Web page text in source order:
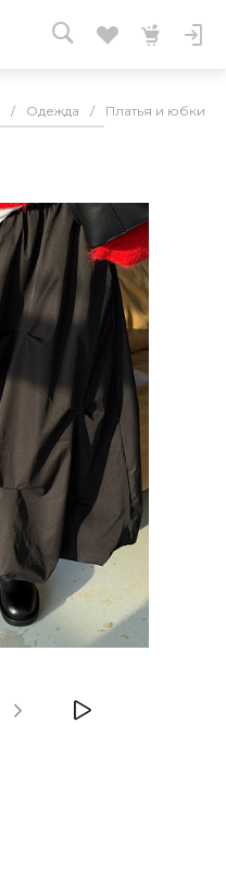
/ Одежда / Платья и юбки